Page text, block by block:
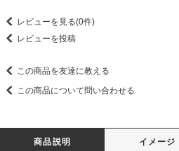
レビューを見る(0件)
レビューを投稿
この商品を友達に教える
この商品について問い合わせる
商品説明 イメージ